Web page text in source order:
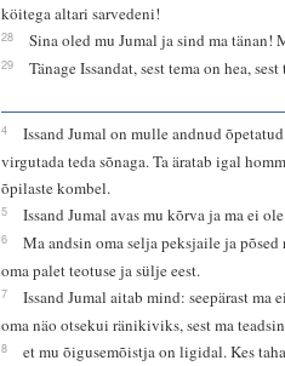
köitega altari sarvedeni!
28 Sina oled mu Jumal ja sind ma tänan!
29 Tänage Issandat, sest tema on hea,
4
Issand Jumal on mulle andnud
virgutada teda sõnaga. Ta äratab igal
õpilaste kombel.
5 Issand Jumal avas mu kõrva ja ma ei
6
Ma andsin oma selja peksjaile ja
oma palet teotuse ja sülje eest.
7
Issand Jumal aitab mind: seepärast ma
oma näo otsekui ränikiviks, sest ma
8
et mu õigusemõistja on ligidal. Kes